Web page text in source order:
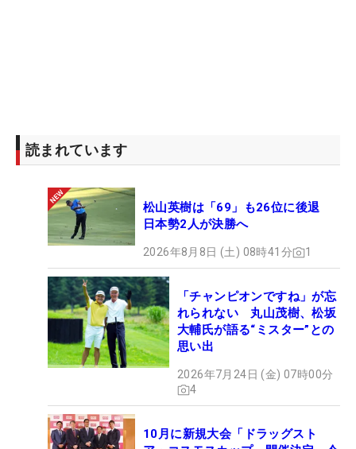
読まれています
松山英樹は「69」も26位に後退
日本勢2人が決勝へ
2026年8月8日 (土) 08時41分 1
「チャンピオンですね」が忘
れられない 丸山茂樹、松坂
大輔氏が語る“ミスター”との
思い出
2026年7月24日 (金) 07時00分
4
10月に新規大会「ドラッグスト